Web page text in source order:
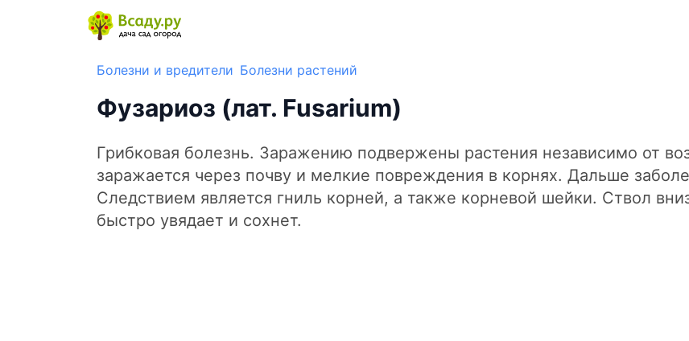
Болезни и вредители Болезни растений
Фузариоз (лат. Fusarium)
Грибковая болезнь. Заражению подвержены растения независимо от
заражается через почву и мелкие повреждения в корнях. Дальше
Следствием является гниль корней, а также корневой шейки. Ствол
быстро увядает и сохнет.